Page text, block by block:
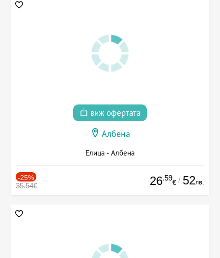
виж офертата
Албена
Елица - Албена
-25%
35.54€ 26.59
€ / 52лв.